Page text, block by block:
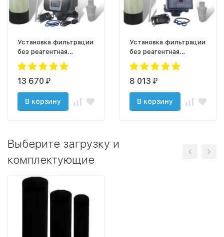
Установка фильтрации
без реагентная
1054/F67C3
13 670 ₽
В корзину
Установка фильтрации
без реагентная
1054/F71Q1
8 013 ₽
В корзину
Выберите загрузку и
комплектующие